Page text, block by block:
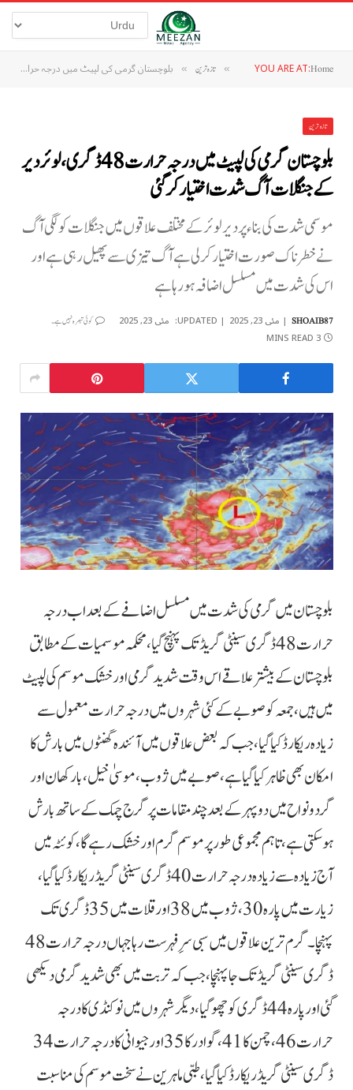
YOU ARE AT:Home
» تازہ ترین » بلوچستان گرمی کی لپیٹ میں درجہ حرارت 48 ڈگری، لوئر دیر کےجنگلات آگ شدت اختیار کرگئی
تازہ ترین
بلوچستان گرمی کی لپیٹ میں درجہ حرارت 48 ڈگری، لوئر دیر
کےجنگلات آگ شدت اختیار کرگئی
موسمی شدت کی بناء پر دیر لوئر کے مختلف علاقوں میں جنگلات کو لگی آگ
نے خطرناک صورت اختیار کرلی ہے آگ تیزی سے پھیل رہی ہے اور
اس کی شدت میں مسلسل اضافہ ہو رہا ہے
SHOAIB87 مئی 23, 2025 UPDATED: مئی 23, 2025 کوئی تبصرہ نہیں ہے۔
3 MINS READ
بلوچستان میں گرمی کی شدت میں مسلسل اضافے کے بعد اب درجہ
حرارت 48 ڈگری سینٹی گریڈ تک پہنچ گیا، محکمہ موسمیات کے مطابق
بلوچستان کے بیشتر علاقے اس وقت شدید گرمی اور خشک موسم کی لپیٹ
میں ہیں، جمعہ کو صوبے کے کئی شہروں میں درجہ حرارت معمول سے
زیادہ ریکارڈ کیا گیا، جب کہ بعض علاقوں میں آئندہ گھنٹوں میں بارش کا
امکان بھی ظاہر کیا گیا ہے، صوبے میں ژوب، موسیٰ خیل، بارکھان اور
گردونواح میں دوپہر کے بعد چند مقامات پر گرج چمک کے ساتھ بارش
ہوسکتی ہے، تاہم مجموعی طور پر موسم گرم اور خشک رہے گا، کوئٹہ میں
آج زیادہ سے زیادہ درجہ حرارت 40 ڈگری سینٹی گریڈ ریکارڈ کیا گیا،
زیارت میں پارہ 30، ژوب میں 38 اور قلات میں 35 ڈگری تک
پہنچا۔ گرم ترین علاقوں میں سبی سرِفہرست رہا جہاں درجہ حرارت 48
ڈگری سینٹی گریڈ تک جا پہنچا، جب کہ تربت میں بھی شدید گرمی دیکھی
گئی اور پارہ 44 ڈگری کو چھو گیا، دیگر شہروں میں نوکنڈی کا درجہ
حرارت 46، چمن کا 41، گوادر کا 35 اور جیوانی کا درجہ حرارت 34
ڈگری سینٹی گریڈ ریکارڈ کیا گیا، طبی ماہرین نے سخت موسم کی مناسبت